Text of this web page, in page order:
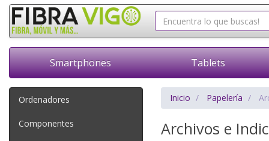
Smartphones Tablets
Ordenadores
Componentes
Inicio Papelería
Archivos e